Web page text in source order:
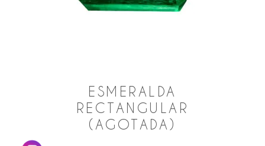
ESMERALDA
RECTANGULAR
(AGOTADA)